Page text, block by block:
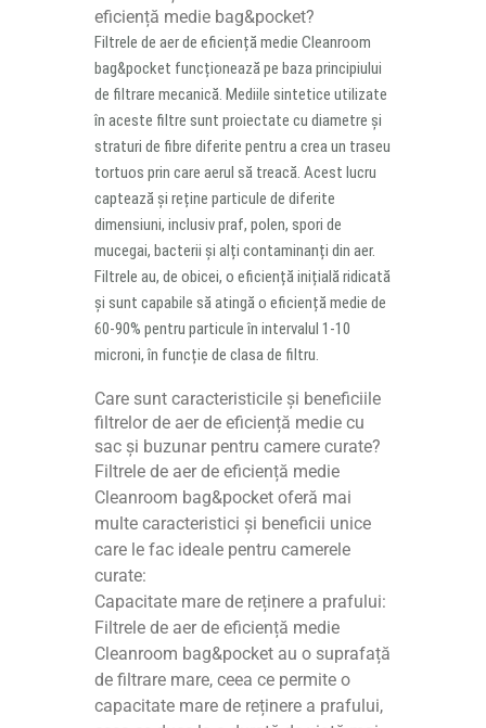
eficiență medie bag&pocket?
Filtrele de aer de eficiență medie Cleanroom
bag&pocket funcționează pe baza principiului
de filtrare mecanică. Mediile sintetice utilizate
în aceste filtre sunt proiectate cu diametre și
straturi de fibre diferite pentru a crea un traseu
tortuos prin care aerul să treacă. Acest lucru
captează și reține particule de diferite
dimensiuni, inclusiv praf, polen, spori de
mucegai, bacterii și alți contaminanți din aer.
Filtrele au, de obicei, o eficiență inițială ridicată
și sunt capabile să atingă o eficiență medie de
60-90% pentru particule în intervalul 1-10
microni, în funcție de clasa de filtru.
Care sunt caracteristicile și beneficiile
filtrelor de aer de eficiență medie cu
sac și buzunar pentru camere curate?
Filtrele de aer de eficiență medie
Cleanroom bag&pocket oferă mai
multe caracteristici și beneficii unice
care le fac ideale pentru camerele
curate:
Capacitate mare de reținere a prafului:
Filtrele de aer de eficiență medie
Cleanroom bag&pocket au o suprafață
de filtrare mare, ceea ce permite o
capacitate mare de reținere a prafului,